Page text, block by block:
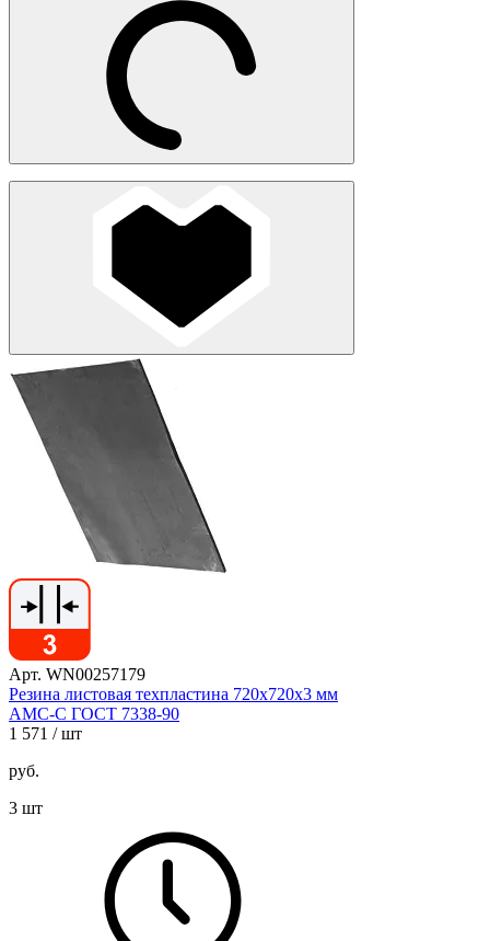
Арт. WN00257179
Резина листовая техпластина 720х720х3 мм
АМС-С ГОСТ 7338-90
1 571 / шт
руб.
3 шт